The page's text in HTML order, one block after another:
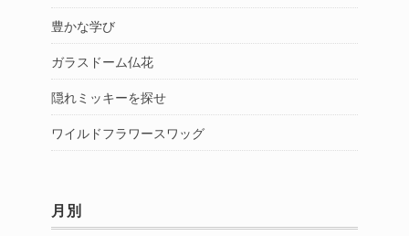
豊かな学び
ガラスドーム仏花
隠れミッキーを探せ
ワイルドフラワースワッグ
月別